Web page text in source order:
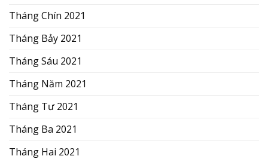
Tháng Chín 2021
Tháng Bảy 2021
Tháng Sáu 2021
Tháng Năm 2021
Tháng Tư 2021
Tháng Ba 2021
Tháng Hai 2021